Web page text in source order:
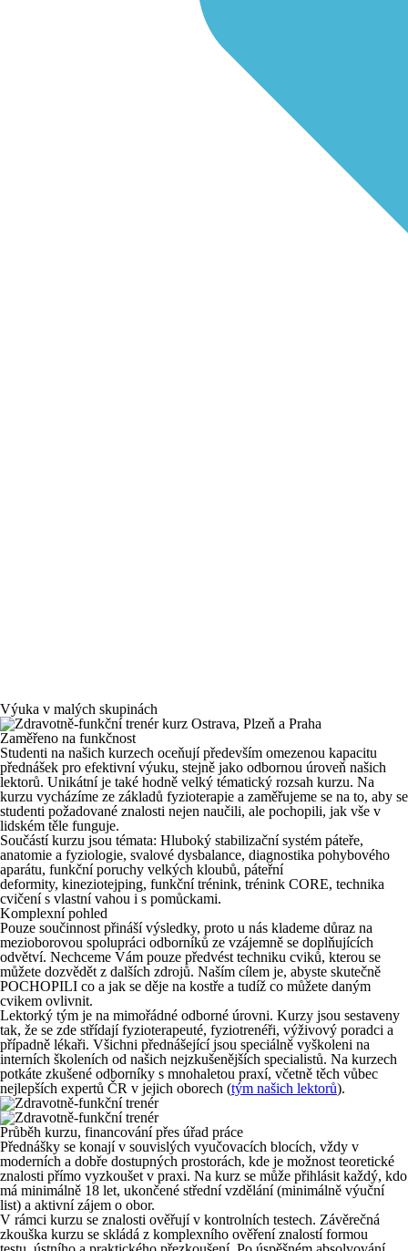
Výuka v malých skupinách
Zaměřeno na funkčnost
Studenti na našich kurzech oceňují především omezenou kapacitu
přednášek pro efektivní výuku, stejně jako odbornou úroveň našich
lektorů. Unikátní je také hodně velký tématický rozsah kurzu. Na
kurzu vycházíme ze základů fyzioterapie a zaměřujeme se na to, aby se
studenti požadované znalosti nejen naučili, ale pochopili, jak vše v
lidském těle funguje.
Součástí kurzu jsou témata: Hluboký stabilizační systém páteře,
anatomie a fyziologie, svalové dysbalance, diagnostika pohybového
aparátu, funkční poruchy velkých kloubů, páteřní
deformity, kineziotejping, funkční trénink, trénink CORE, technika
cvičení s vlastní vahou i s pomůckami.
Komplexní pohled
Pouze součinnost přináší výsledky, proto u nás klademe důraz na
mezioborovou spolupráci odborníků ze vzájemně se doplňujících
odvětví. Nechceme Vám pouze předvést techniku cviků, kterou se
můžete dozvědět z dalších zdrojů. Naším cílem je, abyste skutečně
POCHOPILI co a jak se děje na kostře a tudíž co můžete daným
cvikem ovlivnit.
Lektorký tým je na mimořádné odborné úrovni. Kurzy jsou sestaveny
tak, že se zde střídají fyzioterapeuté, fyziotrenéři, výživový poradci a
případně lékaři. Všichni přednášející jsou speciálně vyškoleni na
interních školeních od našich nejzkušenějších specialistů. Na kurzech
potkáte zkušené odborníky s mnohaletou praxí, včetně těch vůbec
nejlepších expertů ČR v jejich oborech (tým našich lektorů).
Průběh kurzu, financování přes úřad práce
Přednášky se konají v souvislých vyučovacích blocích, vždy v
moderních a dobře dostupných prostorách, kde je možnost teoretické
znalosti přímo vyzkoušet v praxi. Na kurz se může přihlásit každý, kdo
má minimálně 18 let, ukončené střední vzdělání (minimálně výuční
list) a aktivní zájem o obor.
V rámci kurzu se znalosti ověřují v kontrolních testech. Závěrečná
zkouška kurzu se skládá z komplexního ověření znalostí formou